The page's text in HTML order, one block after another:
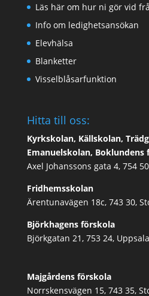
Läs här om hur ni gör vid
Info om ledighetsansökan
Elevhälsa
Blanketter
Visselblåsarfunktion
Hitta till oss:
Kyrkskolan, Källskolan,
Emanuelskolan, Boklundens
Axel Johanssons gata 4, 754
Fridhemsskolan
Ärentunavägen 18c, 743 30,
Björkhagens förskola
Björkgatan 21, 753 24, Uppsala
Majgårdens förskola
Norrskensvägen 15, 743 35,